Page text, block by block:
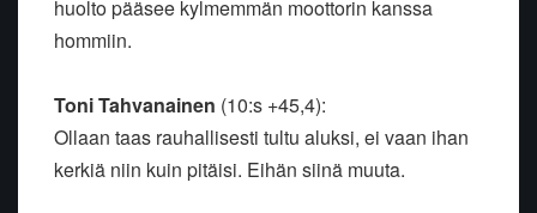
huolto pääsee kylmemmän moottorin kanssa
hommiin.
Toni Tahvanainen (10:s +45,4):
Ollaan taas rauhallisesti tultu aluksi, ei vaan ihan
kerkiä niin kuin pitäisi. Eihän siinä muuta.